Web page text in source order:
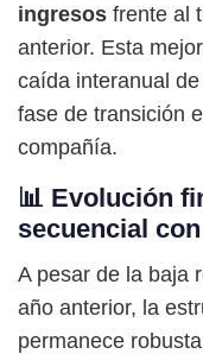
ingresos frente al
anterior. Esta
caída interanual de
fase de transición
compañía.
📊 Evolución
secuencial
A pesar de la baja
año anterior, la
permanece